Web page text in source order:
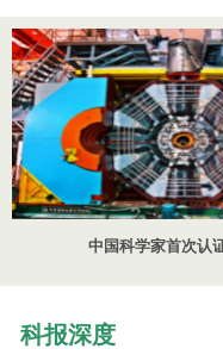
中国科学家首次认
科报深度